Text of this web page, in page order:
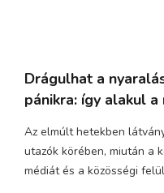
Drágulhat a
pánikra: így alakul a
Az elmúlt hetekben
utazók körében, miután a
médiát és a közösségi